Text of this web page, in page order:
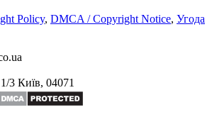
Policy, DMCA / Copyright Notice, Угода
3 Київ, 04071